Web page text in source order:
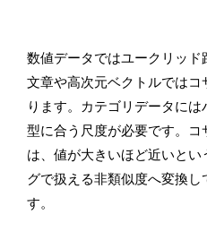
数値データではユークリッド
文章や高次元ベクトルでは
ります。カテゴリデータに
型に合う尺度が必要です。コ
は、値が大きいほど近いと
グで扱える非類似度へ変換し
す。